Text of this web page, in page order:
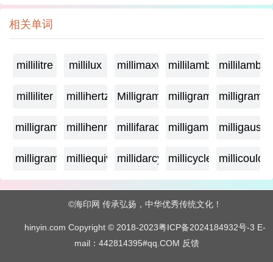
相关单词
millilitre millilux millimaxwellmillilambda
milliliter millihertz Milligramagemilligrame
milligrammemillihenry millifarad milligammamilligauss
milligram milliequivalentmillidarcy millicycle
©海印网 传承弘扬，中华优秀传统文化！
hinyin.com Copyright © 2018-2023粤ICP备2024184932号-3 E-
mail：442814395#qq.COM 反馈